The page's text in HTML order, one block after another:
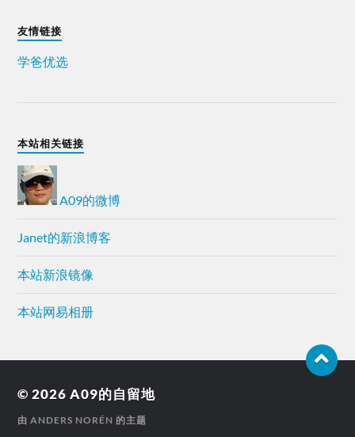
友情链接
学爸优选
本站相关链接
A09的微博
Janet的新浪博客
本站新浪镜像
本站网易相册
© 2026A09的自留地
由ANDERS NORÉN 的主题